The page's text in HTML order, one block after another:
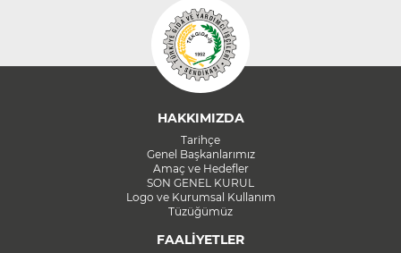
HAKKIMIZDA
Tarihçe
Genel Başkanlarımız
Amaç ve Hedefler
SON GENEL KURUL
Logo ve Kurumsal Kullanım
Tüzüğümüz
FAALİYETLER